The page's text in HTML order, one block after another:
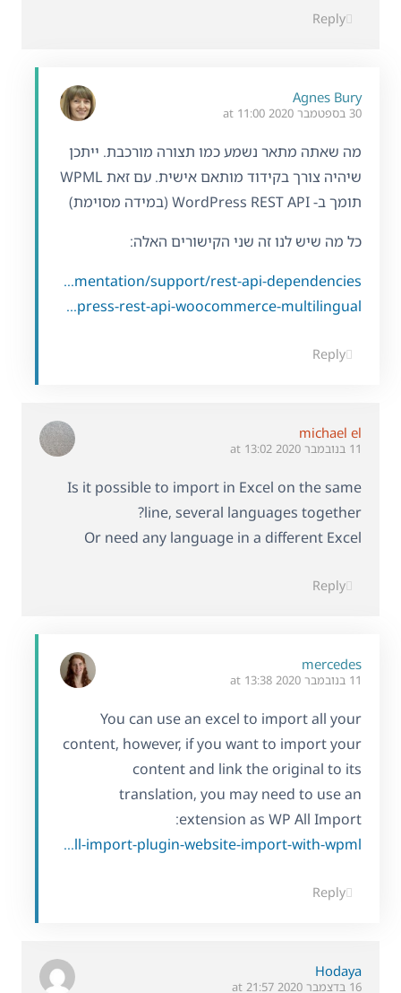
Reply
Agnes Bury
30 בספטמבר 2020 at 11:00
מה שאתה מתאר נשמע כמו תצורה מורכבת. ייתכן
שיהיה צורך בקידוד מותאם אישית. עם זאת WPML
תומך ב- WordPress REST API (במידה מסוימת)
כל מה שיש לנו זה שני הקישורים האלה:
https://wpml.org/documentation/support/rest-api-dependencies/
https://wpml.org/documentation/related-projects/woocommerce-multilingual/using-wordpress-rest-api-woocommerce-multilingual/
Reply
michael el
11 בנובמבר 2020 at 13:02
Is it possible to import in Excel on the same
line, several languages together?
Or need any language in a different Excel
Reply
mercedes
11 בנובמבר 2020 at 13:38
You can use an excel to import all your
content, however, if you want to import your
content and link the original to its
translation, you may need to use an
extension as WP All Import:
https://wpml.org/documentation/related-projects/wpml-all-import-plugin-website-import-with-wpml/
Reply
Hodaya
16 בדצמבר 2020 at 21:57